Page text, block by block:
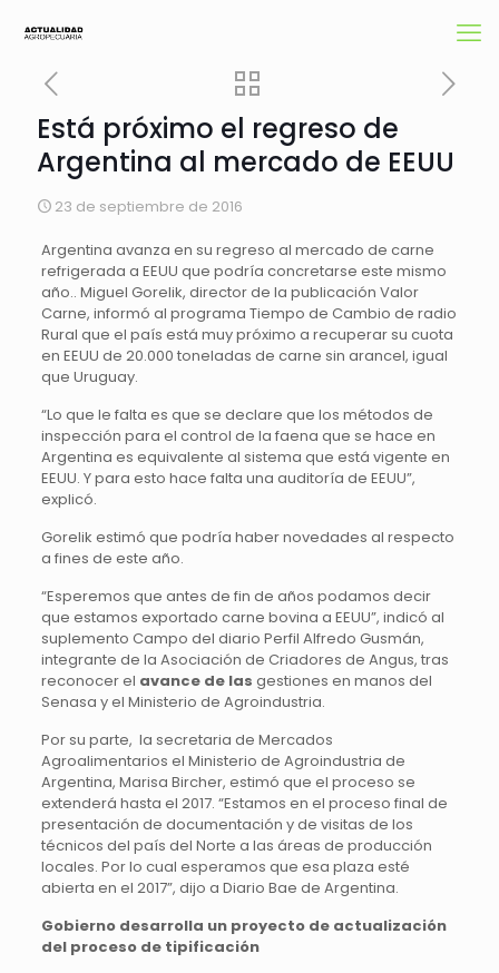
Está próximo el regreso de
Argentina al mercado de EEUU
23 de septiembre de 2016
Argentina avanza en su regreso al mercado de carne
refrigerada a EEUU que podría concretarse este mismo
año.. Miguel Gorelik, director de la publicación Valor
Carne, informó al programa Tiempo de Cambio de radio
Rural que el país está muy próximo a recuperar su cuota
en EEUU de 20.000 toneladas de carne sin arancel, igual
que Uruguay.
“Lo que le falta es que se declare que los métodos de
inspección para el control de la faena que se hace en
Argentina es equivalente al sistema que está vigente en
EEUU. Y para esto hace falta una auditoría de EEUU”,
explicó.
Gorelik estimó que podría haber novedades al respecto
a fines de este año.
“Esperemos que antes de fin de años podamos decir
que estamos exportado carne bovina a EEUU”, indicó al
suplemento Campo del diario Perfil Alfredo Gusmán,
integrante de la Asociación de Criadores de Angus, tras
reconocer el avance de las gestiones en manos del
Senasa y el Ministerio de Agroindustria.
Por su parte, la secretaria de Mercados
Agroalimentarios el Ministerio de Agroindustria de
Argentina, Marisa Bircher, estimó que el proceso se
extenderá hasta el 2017. “Estamos en el proceso final de
presentación de documentación y de visitas de los
técnicos del país del Norte a las áreas de producción
locales. Por lo cual esperamos que esa plaza esté
abierta en el 2017”, dijo a Diario Bae de Argentina.
Gobierno desarrolla un proyecto de actualización
del proceso de tipificación